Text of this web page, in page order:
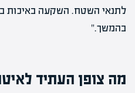
לתנאי השטח. השקעה באיכות
בהמשך."
מה צופן העתיד